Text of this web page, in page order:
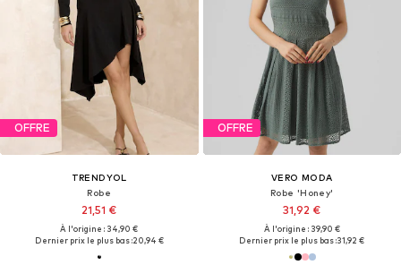
OFFRE
TRENDYOL
Robe
21,51 €
À l'origine : 34,90 €
Dernier prix le plus bas :20,94 €
OFFRE
VERO MODA
Robe 'Honey'
31,92 €
À l'origine : 39,90 €
Dernier prix le plus bas :31,92 €